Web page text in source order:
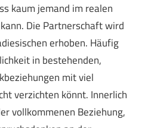
kaum jemand im realen
Die Partnerschaft wird
erhoben. Häufig
in bestehenden,
mit viel
verzichten könnt. Innerlich
vollkommenen Beziehung,